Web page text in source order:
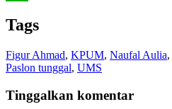
Tags
Figur Ahmad, KPUM, Naufal Aulia,
Paslon tunggal, UMS
Tinggalkan komentar